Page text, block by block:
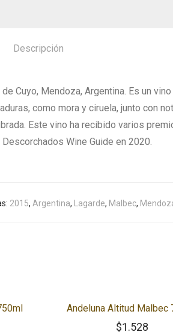
Descripción
Cuyo, Mendoza, Argentina. Es un
como mora y ciruela, junto con
Este vino ha recibido varios
Wine Guide en 2020.
2015, Argentina, Lagarde, Malbec,
Andeluna Altitud Malbec
$1.528